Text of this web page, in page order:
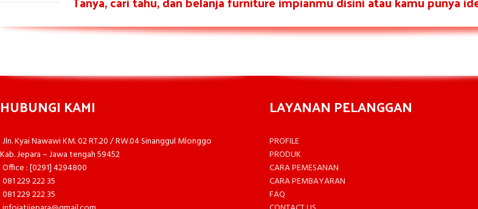
HUBUNGI KAMI
Jln. Kyai Nawawi KM. 02 RT.20 / RW.04 Sinanggul Mlonggo
Kab. Jepara – Jawa tengah 59452
Office : [0291] 4294800
081 229 222 35
081 229 222 35
LAYANAN PELANGGAN
PROFILE
PRODUK
CARA PEMESANAN
CARA PEMBAYARAN
FAQ